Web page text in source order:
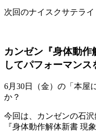
次回のナイスクサテライ
カンゼン『身体動
してパフォーマンス
6月30日（金）の「本屋
か？
今回は、カンゼンの石
『身体動作解体新書 現